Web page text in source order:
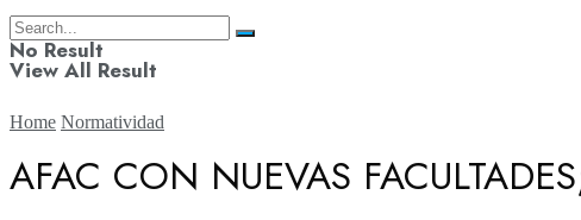
No Result
View All Result
Home Normatividad
AFAC CON NUEVAS